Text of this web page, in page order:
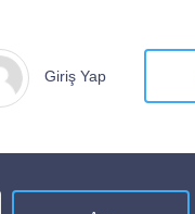
Giriş Yap